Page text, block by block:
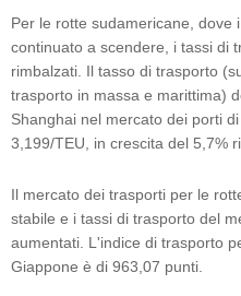
Per le rotte sudamericane, dove
continuato a scendere, i tassi di
rimbalzati. Il tasso di trasporto
trasporto in massa e marittima)
Shanghai nel mercato dei porti
3,199/TEU, in crescita del 5,7%
Il mercato dei trasporti per le
stabile e i tassi di trasporto del
aumentati. L'indice di trasporto
Giappone è di 963,07 punti.